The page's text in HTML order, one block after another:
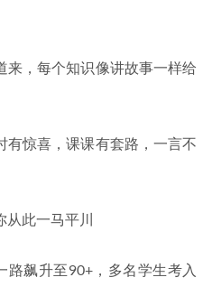
来，每个知识像讲故事一样给
有惊喜，课课有套路，一言不
从此一马平川
路飙升至90+，多名学生考入